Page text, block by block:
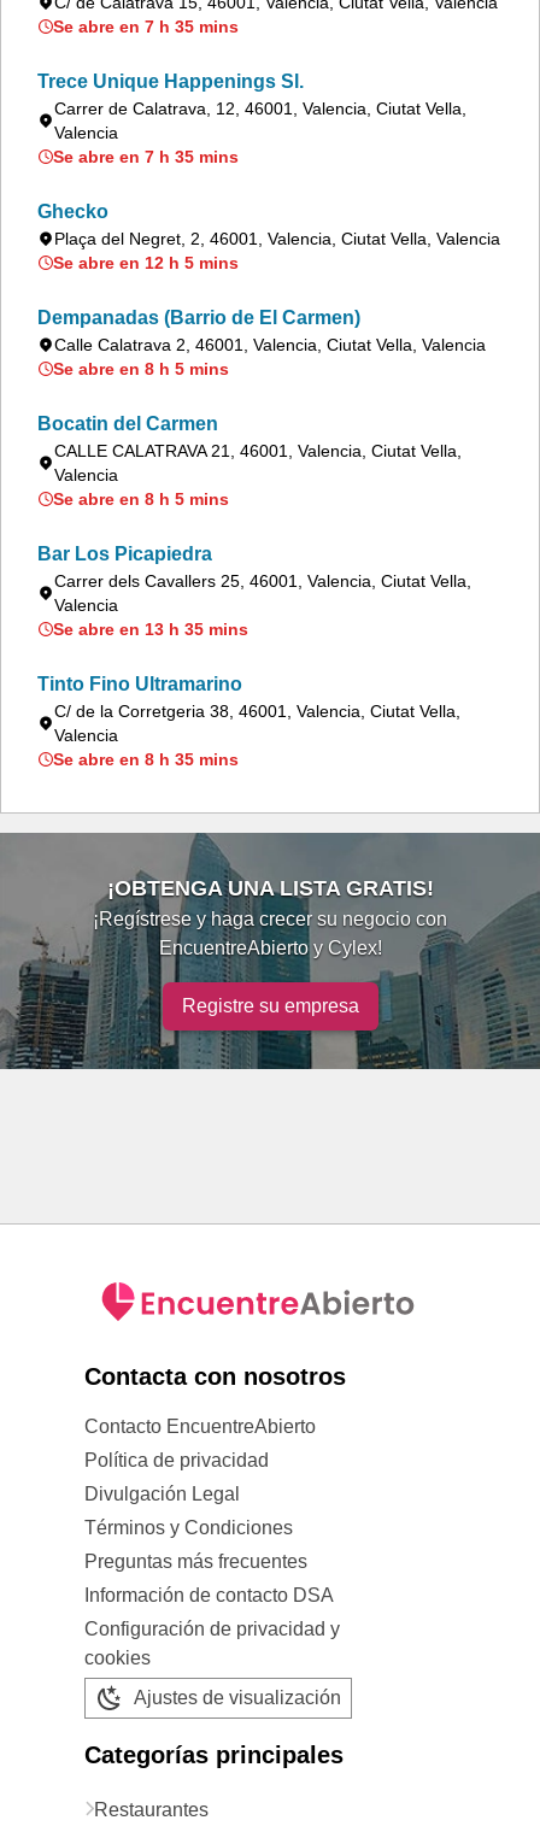
Se abre en 7 h 35 mins
Trece Unique Happenings Sl.
Carrer de Calatrava, 12, 46001, Valencia, Ciutat Vella,
Valencia
Se abre en 7 h 35 mins
Ghecko
Plaça del Negret, 2, 46001, Valencia, Ciutat Vella, Valencia
Se abre en 12 h 5 mins
Dempanadas (Barrio de El Carmen)
Calle Calatrava 2, 46001, Valencia, Ciutat Vella, Valencia
Se abre en 8 h 5 mins
Bocatin del Carmen
CALLE CALATRAVA 21, 46001, Valencia, Ciutat Vella,
Valencia
Se abre en 8 h 5 mins
Bar Los Picapiedra
Carrer dels Cavallers 25, 46001, Valencia, Ciutat Vella,
Valencia
Se abre en 13 h 35 mins
Tinto Fino Ultramarino
C/ de la Corretgeria 38, 46001, Valencia, Ciutat Vella,
Valencia
Se abre en 8 h 35 mins
¡OBTENGA UNA LISTA GRATIS!
¡Regístrese y haga crecer su negocio con
EncuentreAbierto y Cylex!
Registre su empresa
Contacta con nosotros
Contacto EncuentreAbierto
Política de privacidad
Divulgación Legal
Términos y Condiciones
Preguntas más frecuentes
Información de contacto DSA
Configuración de privacidad y
cookies
Ajustes de visualización
Categorías principales
Restaurantes